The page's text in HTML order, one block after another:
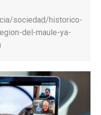
sociedad/historico-
del-maule-ya-